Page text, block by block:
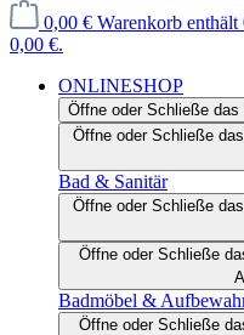
0,00 € Warenkorb
0,00 €.
ONLINESHOP
Öffne oder Schließe das
Öffne oder Schließe
Bad & Sanitär
Öffne oder Schließe
Öffne oder Schließe
Badmöbel &
Öffne oder Schließe